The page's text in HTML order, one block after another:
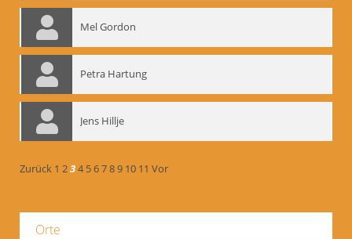
Mel Gordon
Petra Hartung
Jens Hillje
Zurück 1 234 56789 10 11 Vor
Orte